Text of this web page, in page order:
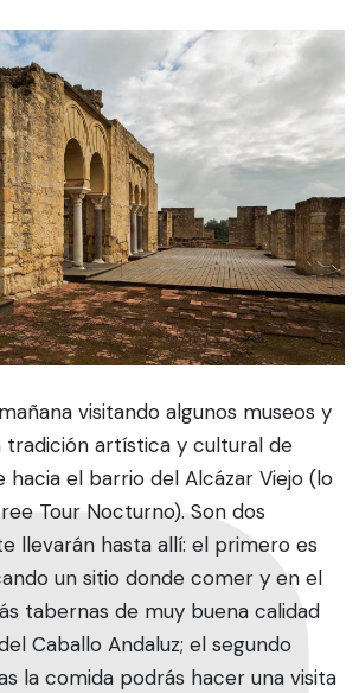
visitando algunos museos y
artística y cultural de
hacia el barrio del Alcázar Viejo (lo
Tour Nocturno). Son dos
llevarán hasta allí: el primero es
un sitio donde comer y en el
tabernas de muy buena calidad
Caballo Andaluz; el segundo
la comida podrás hacer una visita